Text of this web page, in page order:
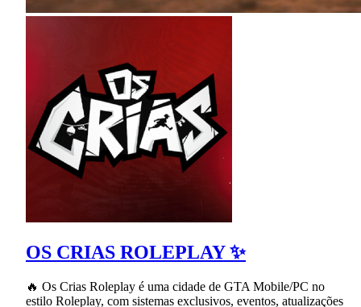
OS CRIAS ROLEPLAY ✨
🔥 Os Crias Roleplay é uma cidade de GTA Mobile/PC no
estilo Roleplay, com sistemas exclusivos, eventos, atualizações